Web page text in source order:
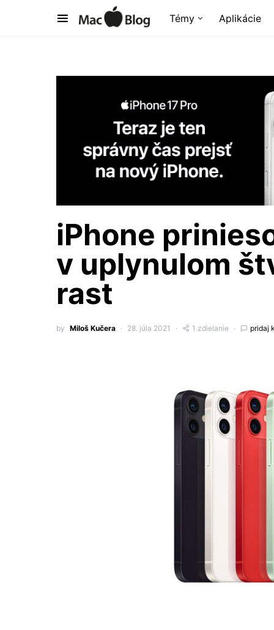
Témy Aplikácie
iPhone
v uplynulom
rast
by Miloš Kučera 28. júla 2021 1 zdielanie pridaj